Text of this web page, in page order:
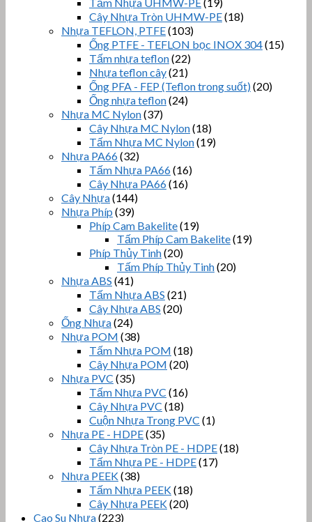
Cây Nhựa Tròn UHMW-PE(18)
Nhựa TEFLON, PTFE(103)
Ống PTFE - TEFLON bọc INOX 304(15)
Tấm nhựa teflon(22)
Nhựa teflon cây(21)
Ống PFA - FEP (Teflon trong suốt)(20)
Ống nhựa teflon(24)
Nhựa MC Nylon(37)
Cây Nhựa MC Nylon(18)
Tấm Nhựa MC Nylon(19)
Nhựa PA66(32)
Tấm Nhựa PA66(16)
Cây Nhựa PA66(16)
Cây Nhựa(144)
Nhựa Phíp (39)
Phíp Cam Bakelite(19)
Tấm Phíp Cam Bakelite(19)
Phíp Thủy Tinh(20)
Tấm Phíp Thủy Tinh(20)
Nhựa ABS (41)
Tấm Nhựa ABS (21)
Cây Nhựa ABS (20)
Ống Nhựa(24)
Nhựa POM (38)
Tấm Nhựa POM (18)
Cây Nhựa POM (20)
Nhựa PVC (35)
Tấm Nhựa PVC (16)
Cây Nhựa PVC (18)
Cuộn Nhựa Trong PVC (1)
Nhựa PE - HDPE(35)
Cây Nhựa Tròn PE - HDPE(18)
Tấm Nhựa PE - HDPE(17)
Nhựa PEEK(38)
Tấm Nhựa PEEK(18)
Cây Nhựa PEEK(20)
Cao Su Nhựa(223)